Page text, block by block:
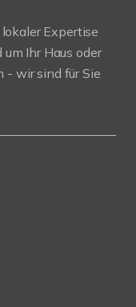
Expertise
Ihr Haus oder
- wir sind für Sie